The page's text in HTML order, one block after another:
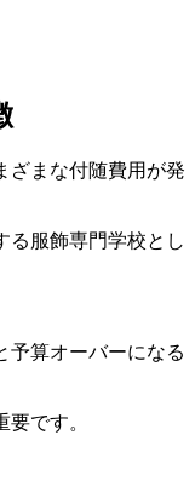
ざまな付随費用が発
る服飾専門学校とし
予算オーバーになる
です。